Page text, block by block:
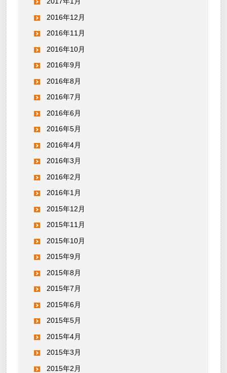
2016年12月
2016年11月
2016年10月
2016年9月
2016年8月
2016年7月
2016年6月
2016年5月
2016年4月
2016年3月
2016年2月
2016年1月
2015年12月
2015年11月
2015年10月
2015年9月
2015年8月
2015年7月
2015年6月
2015年5月
2015年4月
2015年3月
2015年2月